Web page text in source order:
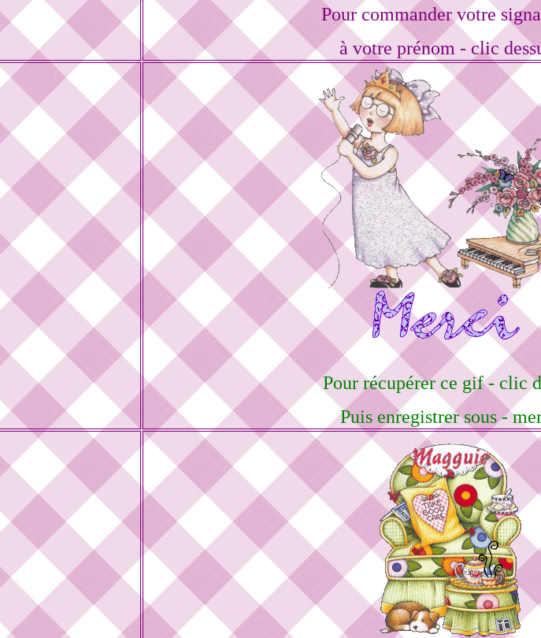
Pour commander votre
à votre prénom - clic
Pour récupérer ce gif - clic
Puis enregistrer sous -